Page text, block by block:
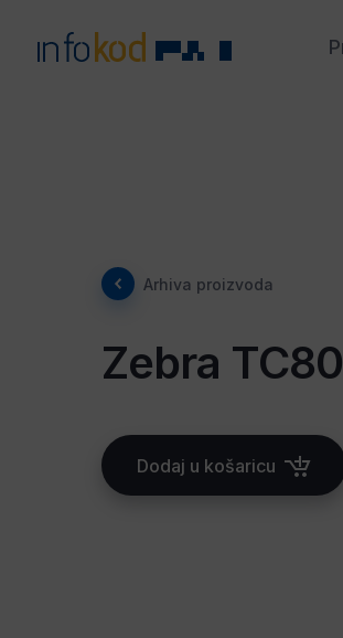
Arhiva proizvoda
Zebra
Dodaj u košaricu